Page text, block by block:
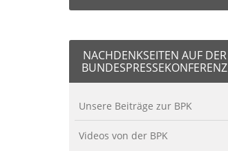
NACHDENKSEITEN AUF DER
BUNDESPRESSEKONFERENZ
Unsere Beiträge zur BPK
Videos von der BPK